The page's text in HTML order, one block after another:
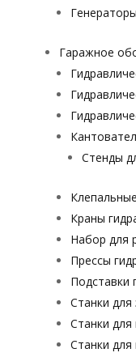
Гаражное
Стенды
Краны
Набор для
Прессы
Подставки
Станки
Станки для
Станки